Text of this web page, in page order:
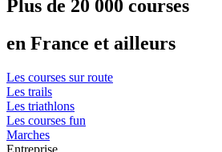
Plus de 20 000 courses
en France et ailleurs
Les courses sur route
Les trails
Les triathlons
Les courses fun
Marches
Entreprise